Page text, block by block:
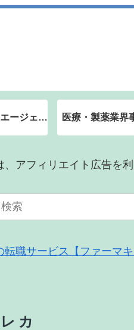
就職・転職エージェント 医療・製薬業界
アフィリエイト広告を利
職サービス【ファーマキ
カ